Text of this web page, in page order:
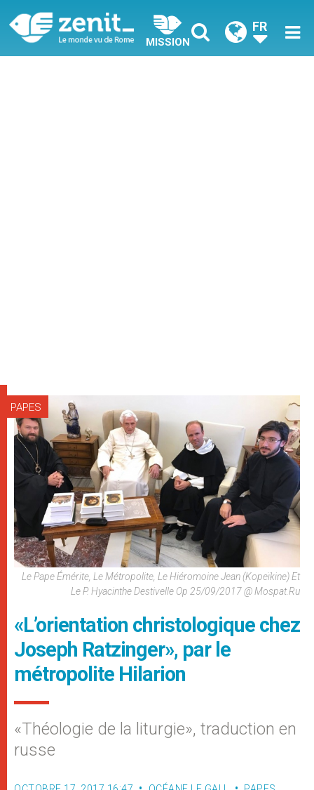
MISSION
FR
PAPES
Le Pape Émérite, Le Métropolite, Le Hiéromoine Jean (Kopeïkine) Et
Le P. Hyacinthe Destivelle Op 25/09/2017 @ Mospat.ru
«L’orientation christologique chez
Joseph Ratzinger», par le
métropolite Hilarion
«Théologie de la liturgie», traduction en
russe